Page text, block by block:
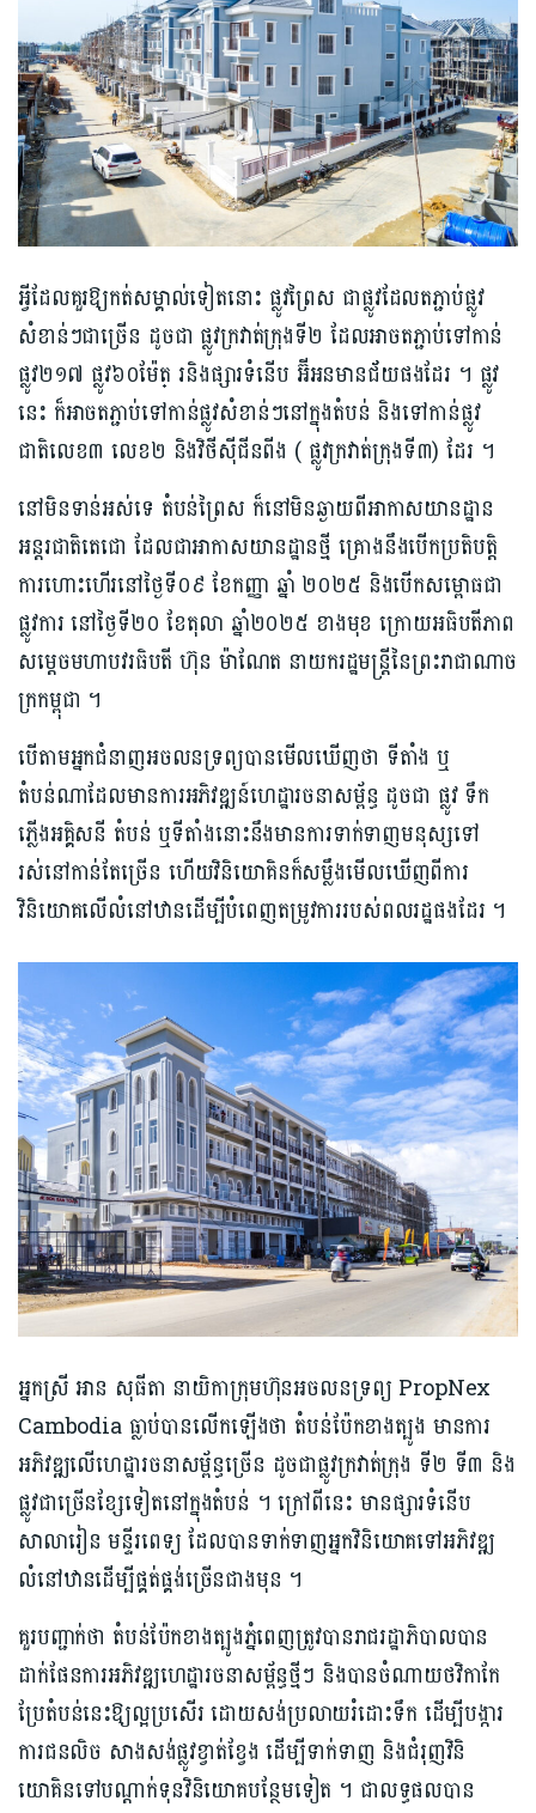
អ្វីដែ​ល​គួរឱ្យកត់សម្គាល់​ទៀត​នោះ​ ផ្លូវ​ព្រៃស​ ជា​ផ្លូវដែល​តភ្ជាប់​​ផ្លូវ​
សំខាន់ៗ​ជាច្រើន ដូចជា ផ្លូវ​ក្រវាត់ក្រុងទី​២ ដែលអាច​តភ្ជាប់ទៅ​កាន់
ផ្លូវ​២១៧ ផ្លូវ​៦០ម៉ែត្ រ​និងផ្សារទំនើប អ៊ីអនមានជ័័យ​ផងដែរ ។ ផ្លូវ​
នេះ ក៏អាច​តភ្ជាប់​ទៅកាន់​ផ្លូវ​សំខាន់​ៗ​នៅក្នុង​តំបន់​ និងទៅកាន់​ផ្លូវ
ជាតិលេខ​៣ លេខ​២ និងវិថីស៊ីជីនពីង​ ( ផ្លូវក្រវាត់ក្រុង​ទី៣) ដែរ ។​
នៅមិនទាន់អស់ទេ​ តំបន់ព្រៃស ក៏នៅមិន​ឆ្ងាយ​ពី​អាកាសយានដ្ឋាន
អន្តរជាតិ​តេជោ​​ ដែលជា​អាកាសយានដ្ឋាន​ថ្មី គ្រោងនឹងបើក​ប្រតិបត្តិ​
ការហោះហើរ​នៅថ្ងៃទី​០៩ ខែកញ្ញា ឆ្នាំ ២០២៥ និង​បើកសម្ពោធ​ជា
ផ្លូវការ នៅថ្ងៃទី​២០ ខែតុលា ឆ្នាំ២០២៥ ខាងមុខ​ ក្រោយអធិបតី​ភាព
សម្ដេច​មហា​បវរធិបតី ហ៊ុន ម៉ាណែត នាយករដ្ឋមន្ត្រី​នៃ​ព្រះ​រាជាណាច​
ក្រកម្ពុជា ។​
បើតាមអ្នកជំនាញអចលនទ្រព្យ​បានមើល​ឃើញថា ទីតាំង​ ឬ
តំបន់ណាដែលមាន​ការអភិវឌ្ឍ​ន៍ហេ​ដ្ឋា​រ​​ចនា​​ស​ម្ព័​ន្ធ​ ដូចជា ផ្លូវ ទឹក
ភ្លើងអគ្គិសនី តំបន់ ឬទីតាំ​ងនោះ​នឹងមានការទាក់ទាញ​មនុស្ស​ទៅ
រស់នៅ​​កាន់តែច្រើន​ ហើ​យ​​​វិនិយោគិន​ក៏​សម្លឹង​មើលឃើញពីការ​
វិនិយោគ​លើ​លំនៅឋានដើម្បី​បំពេញតម្រូវការ​របស់ពលរដ្ឋ​ផងដែរ ។
អ្នកស្រី អាន សុធីតា នាយិកា​ក្រុមហ៊ុន​អចលនទ្រព្យ​ PropNex
Cambodia ធ្លាប់បាន​លើកឡើងថា តំបន់​ប៉ែក​ខាងត្បូង​ មានការ
អភិវឌ្ឍ​លើ​ហេដ្ឋារចនាសម្ព័ន្ធ​ច្រើន ដូចជាផ្លូវ​ក្រវាត់ក្រុង ទី២ ទី៣ និង​
ផ្លូវ​ជា​ច្រើន​ខ្សែ​ទៀ​តនៅក្នុ​ងតំបន់ ។ ក្រៅពីនេះ មានផ្សារទំនើប
សាលារៀន មន្ទីរពេទ្យ ដែលបានទាក់ទាញ​អ្នកវិនិយោគ​ទៅ​អភិ​វ​ឌ្ឍ​​​
លំនៅឋាន​ដើម្បីផ្គត់ផ្គង់​ច្រើនជាង​មុន ។​
គួរ​បញ្ជាក់​ថា តំបន់​ប៉ែកខាងត្បូងភ្នំពេញ​ត្រូវបាន​រាជរដ្ឋាភិបាល​បាន
ដាក់​ផែនការ​អភិវឌ្ឍ​ហេដ្ឋារចនាសម្ព័ន្ធថ្មីៗ និង​បាន​ចំណាយថវិកា​កែ
ប្រែតំបន់នេះឱ្យល្អប្រសើរ ដោយសង់ប្រលាយ​រំដោះទឹក ដើម្បីបង្ការ​
ការជនលិច​​ សាងសង់​ផ្លូវ​ខ្វាត់ខ្វែង ដើម្បីទាក់ទាញ និងជំរុញ​វិនិ
យោគិន​ទៅបណ្ដាក់ទុនវិនិយោគ​បន្ថែមទៀត ។​ ជាលទ្ធផល​បាន​